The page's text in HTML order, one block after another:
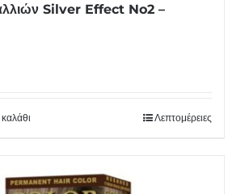
Silver Effect No2 –
Λεπτομέρειες